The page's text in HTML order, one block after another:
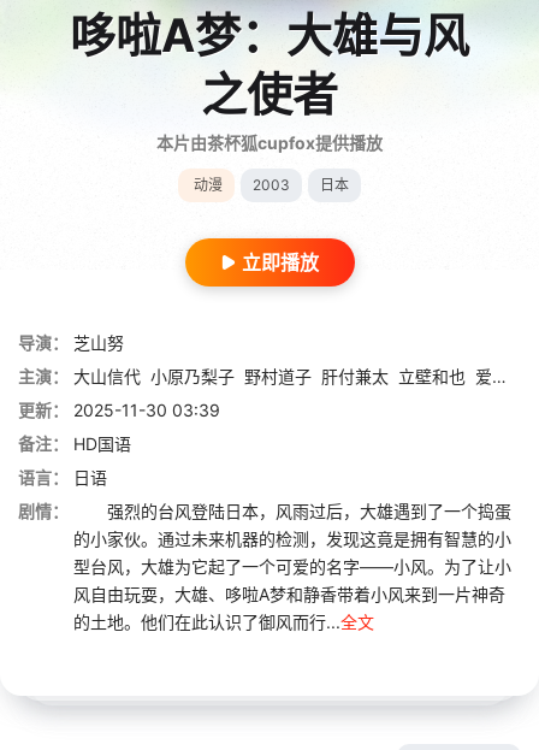
哆啦A梦：大雄与风
之使者
本片由茶杯狐cupfox提供播放
动漫 2003 日本
立即播放
导演：
芝山努
主演：
大山信代 小原乃梨子 野村道子 肝付兼太 立壁和也 爱河里花子
更新：
2025-11-30 03:39
备注：
HD国语
语言：
日语
剧情：
强烈的台风登陆日本，风雨过后，大雄遇到了一个捣蛋
的小家伙。通过未来机器的检测，发现这竟是拥有智慧的小
型台风，大雄为它起了一个可爱的名字——小风。为了让小
风自由玩耍，大雄、哆啦A梦和静香带着小风来到一片神奇
的土地。他们在此认识了御风而行...全文